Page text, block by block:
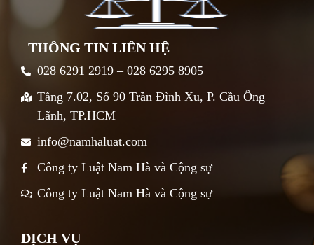
THÔNG TIN LIÊN HỆ
028 6291 2919 – 028 6295 8905
Tầng 7.02, Số 90 Trần Đình Xu, P. Cầu Ông
Lãnh, TP.HCM
info@namhaluat.com
Công ty Luật Nam Hà và Cộng sự
Công ty Luật Nam Hà và Cộng sự
DỊCH VỤ